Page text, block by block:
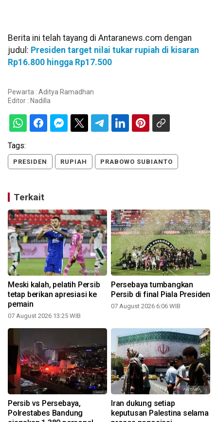
Berita ini telah tayang di Antaranews.com dengan
judul: Presiden target nilai tukar rupiah di kisaran
Rp16.800 hingga Rp17.500
Pewarta : Aditya Ramadhan
Editor : Nadilla
Tags:
PRESIDEN RUPIAH PRABOWO SUBIANTO
Terkait
Meski kalah, pelatih Persib
tetap berikan apresiasi ke
pemain
07 August 2026 13:25 WIB
Persebaya tumbangkan
Persib di final Piala Presiden
07 August 2026 6:06 WIB
Persib vs Persebaya,
Polrestabes Bandung
Iran dukung setiap
keputusan Palestina selama